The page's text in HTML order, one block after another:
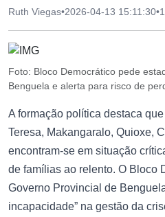
Ruth Viegas•2026-04-13 15:11:30•
Foto: Bloco Democrático pede
Benguela e alerta para risco de
A formação política destaca
Teresa, Makangaralo, Quioxe,
encontram-se em situação
de famílias ao relento. O Bloco
Governo Provincial de
incapacidade” na gestão da